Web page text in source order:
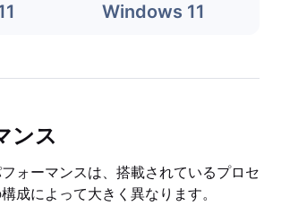
Windows 11
ンス
ォーマンスは、搭載されているプロセ
成によって大きく異なります。